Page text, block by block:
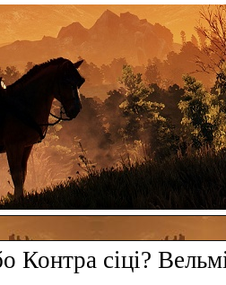
Контра сіці?